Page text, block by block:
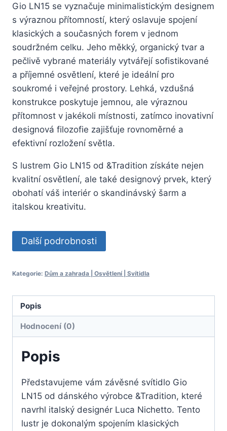
Gio LN15 se vyznačuje minimalistickým designem
s výraznou přítomností, který oslavuje spojení
klasických a současných forem v jednom
soudržném celku. Jeho měkký, organický tvar a
pečlivě vybrané materiály vytvářejí sofistikované
a příjemné osvětlení, které je ideální pro
soukromé i veřejné prostory. Lehká, vzdušná
konstrukce poskytuje jemnou, ale výraznou
přítomnost v jakékoli místnosti, zatímco inovativní
designová filozofie zajišťuje rovnoměrné a
efektivní rozložení světla.
S lustrem Gio LN15 od &Tradition získáte nejen
kvalitní osvětlení, ale také designový prvek, který
obohatí váš interiér o skandinávský šarm a
italskou kreativitu.
Další podrobnosti
Kategorie: Dům a zahrada | Osvětlení | Svítidla
Popis
Hodnocení (0)
Popis
Představujeme vám závěsné svítidlo Gio
LN15 od dánského výrobce &Tradition, které
navrhl italský designér Luca Nichetto. Tento
lustr je dokonalým spojením klasických